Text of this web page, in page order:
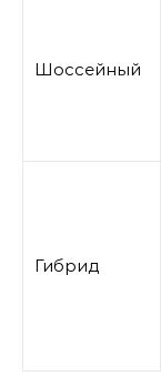
Шоссейный
Гибрид